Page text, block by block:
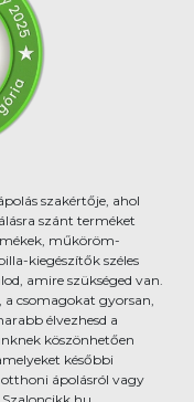
szakértője, ahol
szánt terméket
műköröm-
kiegészítők széles
amire szükséged van.
a csomagokat gyorsan,
élvezhesd a
köszönhetően
későbbi
otthoni ápolásról vagy